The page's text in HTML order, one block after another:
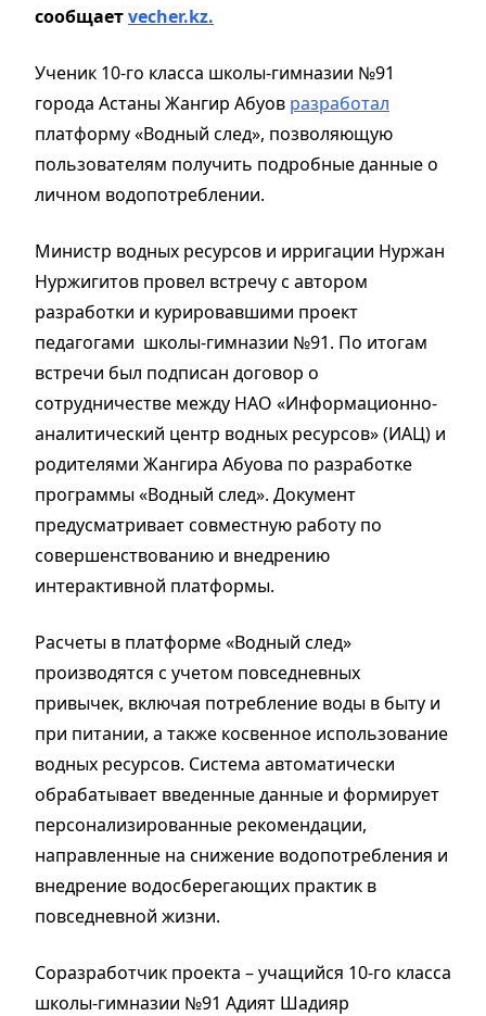
сообщаетvecher.kz.
Ученик 10-го класса школы-гимназии №91
города Астаны Жангир Абуов разработал
платформу «Водный след», позволяющую
пользователям получить подробные данные о
личном водопотреблении.
Министр водных ресурсов и ирригации Нуржан
Нуржигитов провел встречу с автором
разработки и курировавшими проект
педагогами школы-гимназии №91. По итогам
встречи был подписан договор о
сотрудничестве между НАО «Информационно-
аналитический центр водных ресурсов» (ИАЦ) и
родителями Жангира Абуова по разработке
программы «Водный след». Документ
предусматривает совместную работу по
совершенствованию и внедрению
интерактивной платформы.
Расчеты в платформе «Водный след»
производятся с учетом повседневных
привычек, включая потребление воды в быту и
при питании, а также косвенное использование
водных ресурсов. Система автоматически
обрабатывает введенные данные и формирует
персонализированные рекомендации,
направленные на снижение водопотребления и
внедрение водосберегающих практик в
повседневной жизни.
Соразработчик проекта – учащийся 10-го класса
школы-гимназии №91 Адият Шадияр